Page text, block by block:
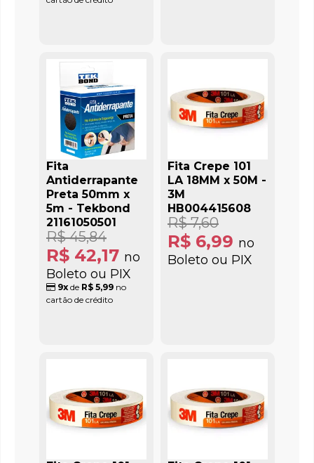
Fita
Antiderrapante
Preta 50mm x
5m - Tekbond
21161050501
R$ 42,17 no
Boleto ou PIX
R$ 45,84
9x de R$ 5,99 no
cartão de crédito
Fita Crepe 101
LA 18MM x 50M -
3M
HB004415608
R$ 6,99 no
Boleto ou PIX
R$ 7,60